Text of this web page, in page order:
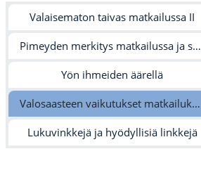
Valaisematon taivas matkailussa II
Pimeyden merkitys matkailussa ja sen ulkopuolella
Yön ihmeiden äärellä
Valosaasteen vaikutukset matkailukohteisiin ja aktiviteetteihin
Lukuvinkkejä ja hyödyllisiä linkkejä